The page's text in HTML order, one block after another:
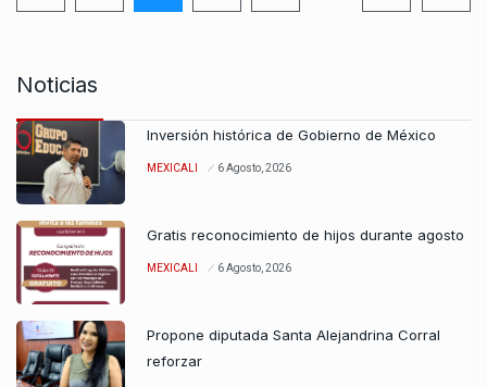
Noticias
Inversión histórica de Gobierno de México
MEXICALI 6 Agosto, 2026
Gratis reconocimiento de hijos durante agosto
MEXICALI 6 Agosto, 2026
Propone diputada Santa Alejandrina Corral
reforzar